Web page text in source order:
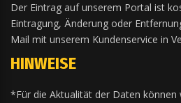
Der Eintrag auf unserem Portal ist
Eintragung, Änderung oder
Mail mit unserem Kundenservice in
HINWEISE
*Für die Aktualität der Daten können